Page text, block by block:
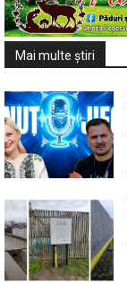
Mai multe ştiri